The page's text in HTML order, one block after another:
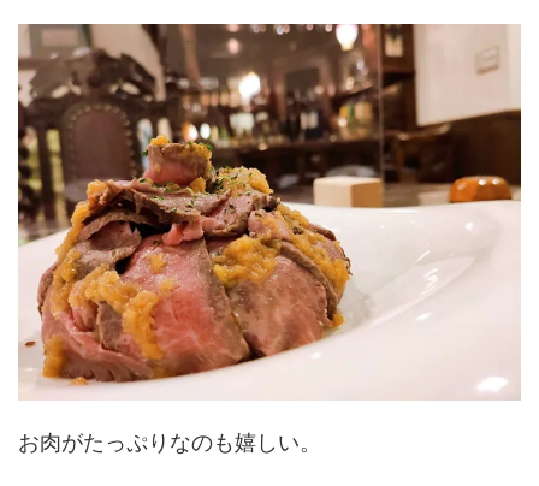
お肉がたっぷりなのも嬉しい。